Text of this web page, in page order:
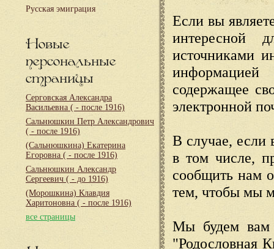
Русская эмиграция
Новые
персональные
страницы
Серговская Александра
Васильевна ( - после 1916)
Сальнюшкин Петр Александрович
( - после 1916)
(Сальнюшкина) Екатерина
Егоровна ( - после 1916)
Сальнюшкин Александр
Сергеевич ( - до 1916)
(Морошкина) Клавдия
Харитоновна ( - после 1916)
все страницы
Если вы
интересной
источниками
содержащее
электронной
В случае, если
в том числе,
сообщить нам
тем, чтобы мы
Мы будем вам
"Родословная